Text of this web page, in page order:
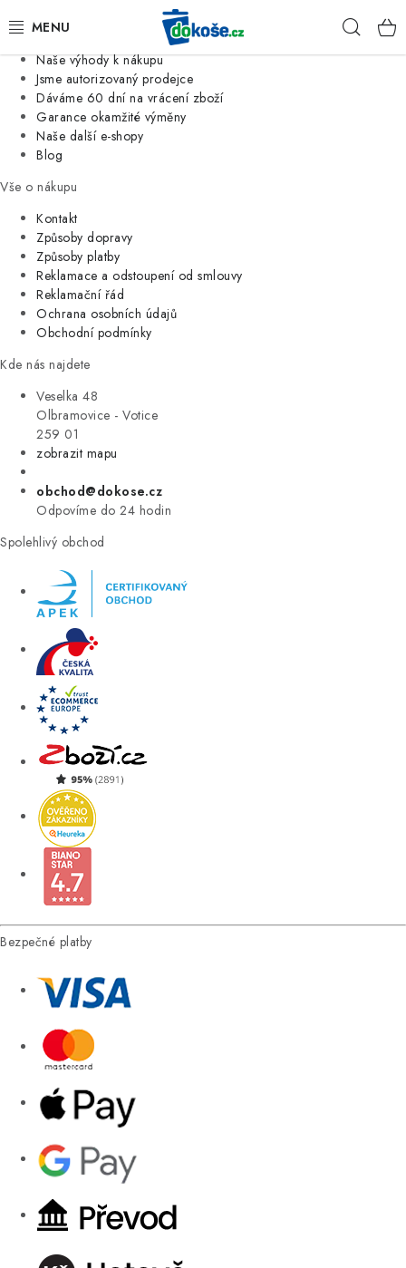
Jsme tradiční česká firma
Naše výhody k nákupu
Jsme autorizovaný prodejce
Dáváme 60 dní na vrácení zboží
Garance okamžité výměny
Naše další e-shopy
Blog
Vše o nákupu
Kontakt
Způsoby dopravy
Způsoby platby
Reklamace a odstoupení od smlouvy
Reklamační řád
Ochrana osobních údajů
Obchodní podmínky
Kde nás najdete
Veselka 48
Olbramovice - Votice
259 01
zobrazit mapu
obchod@dokose.cz
Odpovíme do 24 hodin
Spolehlivý obchod
Bezpečné platby
KOŠE
SÁČKY
KUCHYNĚ
ORGANIZACE
DOMÁCNOST
ÚKLID
VÝPRODEJ
ZNAČKY
Úvod Kontakt Blog
Moje objednávka